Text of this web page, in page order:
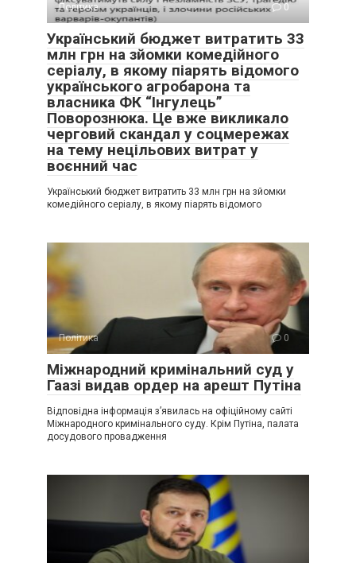
Політика 0
Український бюджет витратить 33
млн грн на зйомки комедійного
серіалу, в якому піарять відомого
українського агробарона та
власника ФК “Інгулець”
Поворознюка. Це вже викликало
черговий скандал у соцмережах
на тему нецільових витрат у
воєнний час
Український бюджет витратить 33 млн грн на зйомки
комедійного серіалу, в якому піарять відомого
Політика 0
Міжнародний кримінальний суд у
Гаазі видав ордер на арешт Путіна
Відповідна інформація з’явилась на офіційному сайті
Міжнародного кримінального суду. Крім Путіна, палата
досудового провадження